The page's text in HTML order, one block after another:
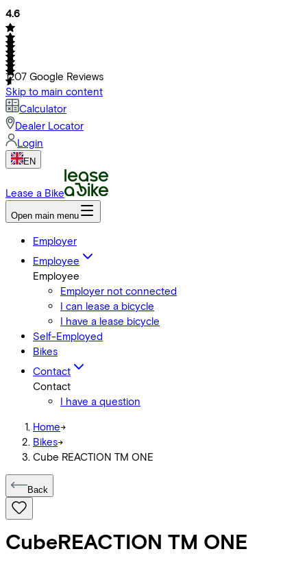
4.6
1207 Google Reviews
Skip to main content
Calculator
Dealer Locator
Login
EN
Lease a Bike
Open main menu
Employer
Employee
Employee
Employer not connected
I can lease a bicycle
I have a lease bicycle
Self-Employed
Bikes
Contact
Contact
I have a question
Home->
Bikes->
Cube REACTION TM ONE
Back
CubeREACTION TM ONE